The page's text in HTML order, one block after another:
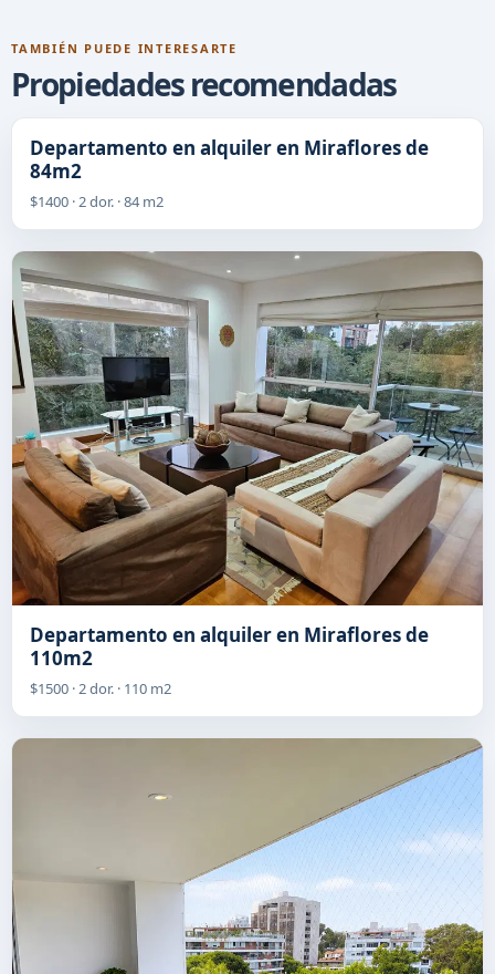
TAMBIÉN PUEDE INTERESARTE
Propiedades recomendadas
Departamento en alquiler en Miraflores de
84m2
$1400 · 2 dor. · 84 m2
Departamento en alquiler en Miraflores de
$1500 · 2 dor. · 110 m2